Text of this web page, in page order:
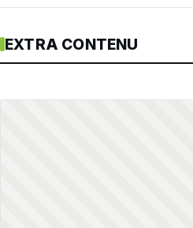
EXTRA CONTENU